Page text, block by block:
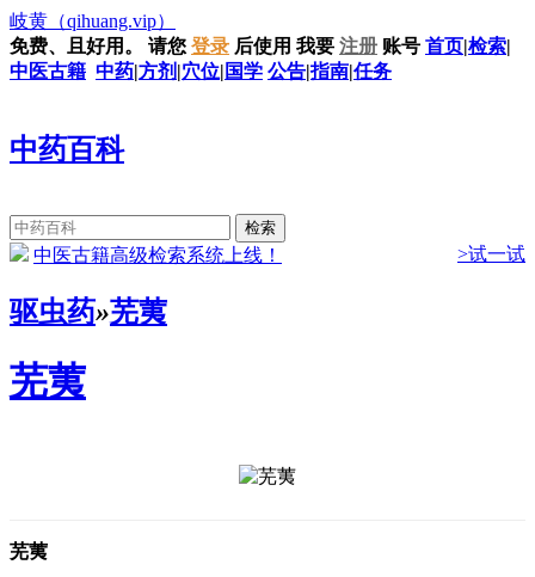
岐黄 （qihuang.vip）
免费、且好用。
请您 登录 后使用 我要 注册 账号 首页|检索|
中医古籍 中药|方剂 |穴位| 国学 公告|指南|任务
中药百科
中医古籍高级检索系统上线！ >试一试
驱虫药»芜荑
芜荑
芜荑